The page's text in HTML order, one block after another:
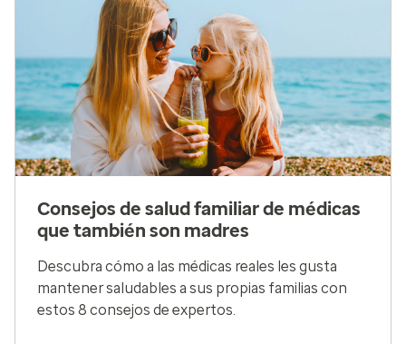
Consejos de salud familiar de médicas
que también son madres
Descubra cómo a las médicas reales les gusta
mantener saludables a sus propias familias con
estos 8 consejos de expertos.